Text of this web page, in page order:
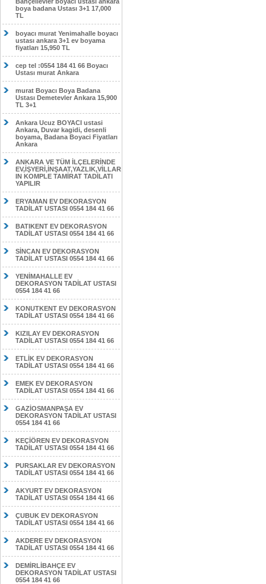
boya badana Ustası 3+1 17,000
TL
boyacı murat Yenimahalle boyacı
ustası ankara 3+1 ev boyama
fiyatları 15,950 TL
cep tel :0554 184 41 66 Boyacı
Ustası murat Ankara
murat Boyacı Boya Badana
Ustası Demetevler Ankara 15,900
TL 3+1
Ankara Ucuz BOYACI ustasi
Ankara, Duvar kagidi, desenli
boyama, Badana Boyaci Fiyatları
Ankara
ANKARA VE TÜM İLÇELERİNDE
EV,İŞYERİ,İNŞAAT,YAZLIK,VİLLAR
IN KOMPLE TAMİRAT TADİLATI
YAPILIR
ERYAMAN EV DEKORASYON
TADİLAT USTASI 0554 184 41 66
BATIKENT EV DEKORASYON
TADİLAT USTASI 0554 184 41 66
SİNCAN EV DEKORASYON
TADİLAT USTASI 0554 184 41 66
YENİMAHALLE EV
DEKORASYON TADİLAT USTASI
0554 184 41 66
KONUTKENT EV DEKORASYON
TADİLAT USTASI 0554 184 41 66
KIZILAY EV DEKORASYON
TADİLAT USTASI 0554 184 41 66
ETLİK EV DEKORASYON
TADİLAT USTASI 0554 184 41 66
EMEK EV DEKORASYON
TADİLAT USTASI 0554 184 41 66
GAZİOSMANPAŞA EV
DEKORASYON TADİLAT USTASI
0554 184 41 66
KEÇİÖREN EV DEKORASYON
TADİLAT USTASI 0554 184 41 66
PURSAKLAR EV DEKORASYON
TADİLAT USTASI 0554 184 41 66
AKYURT EV DEKORASYON
TADİLAT USTASI 0554 184 41 66
ÇUBUK EV DEKORASYON
TADİLAT USTASI 0554 184 41 66
AKDERE EV DEKORASYON
TADİLAT USTASI 0554 184 41 66
DEMİRLİBAHÇE EV
DEKORASYON TADİLAT USTASI
0554 184 41 66